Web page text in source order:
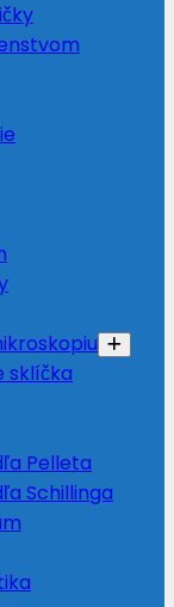
sklíčka
Pelleta
Schillinga